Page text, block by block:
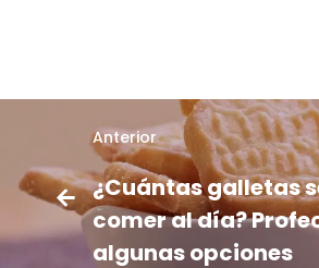
Anterior
¿Cuántas galletas
comer al día?
algunas opciones